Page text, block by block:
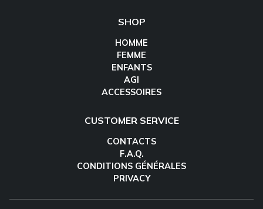
SHOP
HOMME
FEMME
ENFANTS
AGI
ACCESSOIRES
CUSTOMER SERVICE
CONTACTS
F.A.Q.
CONDITIONS GÉNÉRALES
PRIVACY